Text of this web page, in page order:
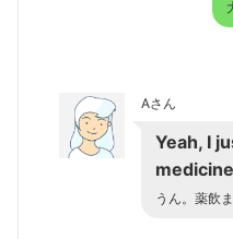
Aさん
Yeah, I
うん。薬飲